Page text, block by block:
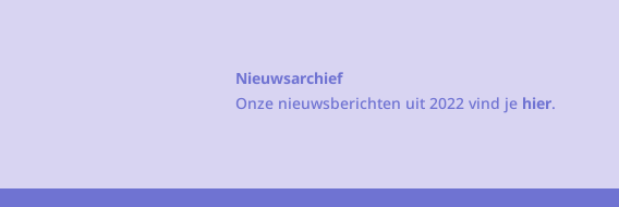
Nieuwsarchief
Onze nieuwsberichten uit 2022 vind je hier.